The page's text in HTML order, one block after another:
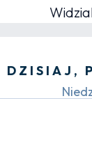
DZISIAJ,